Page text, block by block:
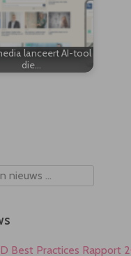
lanceert AI-tool
die…
Best Practices Rapport